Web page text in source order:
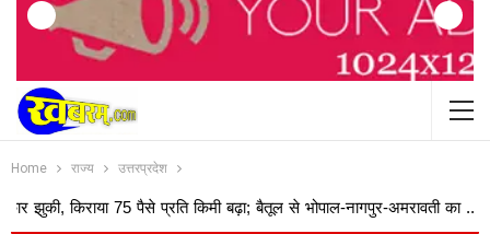
Previous
Home राज्य उत्तरप्रदेश
75 पैसे प्रति किमी बढ़ा; बैतूल से भोपाल-नागपुर-अमरावती का ...